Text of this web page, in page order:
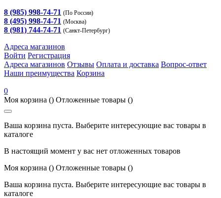
8 (985) 998-74-71 (По России)
8 (495) 998-74-71 (Москва)
8 (981) 744-74-71 (Санкт-Петербург)
Адреса магазинов
Войти Регистрация
Адреса магазинов Отзывы Оплата и доставка Вопрос-ответ
Наши преимущества Корзина
0
Моя корзина () Отложенные товары ()
Ваша корзина пуста. Выберите интересующие вас товары в
каталоге
В настоящий момент у вас нет отложенных товаров
Моя корзина () Отложенные товары ()
Ваша корзина пуста. Выберите интересующие вас товары в
каталоге